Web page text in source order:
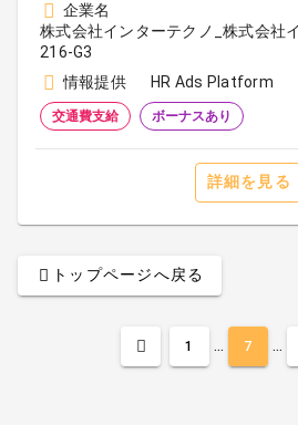
企業名
株式会社インターテクノ_株式会社
216-G3
情報提供
HR Ads Platform
交通費支給 ボーナスあり
詳細を見る
トップページへ戻る
1 ... 7 ...